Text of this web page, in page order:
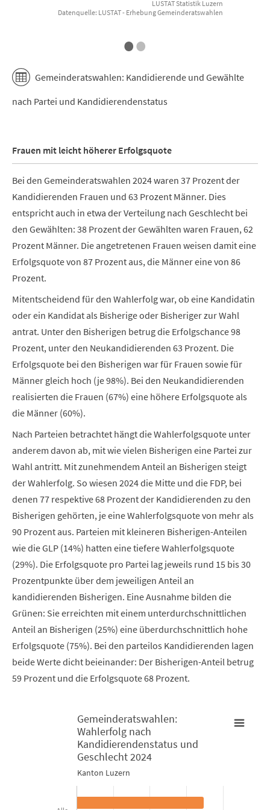
LUSTAT Statistik Luzern
Datenquelle: LUSTAT - Erhebung Gemeinderatswahlen
••
Gemeinderatswahlen: Kandidierende und Gewählte
nach Partei und Kandidierendenstatus
Frauen mit leicht höherer Erfolgsquote
Bei den Gemeinderatswahlen 2024 waren 37 Prozent der
Kandidierenden Frauen und 63 Prozent Männer. Dies
entspricht auch in etwa der Verteilung nach Geschlecht bei
den Gewählten: 38 Prozent der Gewählten waren Frauen, 62
Prozent Männer. Die angetretenen Frauen weisen damit eine
Erfolgsquote von 87 Prozent aus, die Männer eine von 86
Prozent.
Mitentscheidend für den Wahlerfolg war, ob eine Kandidatin
oder ein Kandidat als Bisherige oder Bisheriger zur Wahl
antrat. Unter den Bisherigen betrug die Erfolgschance 98
Prozent, unter den Neukandidierenden 63 Prozent. Die
Erfolgsquote bei den Bisherigen war für Frauen sowie für
Männer gleich hoch (je 98%). Bei den Neukandidierenden
realisierten die Frauen (67%) eine höhere Erfolgsquote als
die Männer (60%).
Nach Parteien betrachtet hängt die Wahlerfolgsquote unter
anderem davon ab, mit wie vielen Bisherigen eine Partei zur
Wahl antritt. Mit zunehmendem Anteil an Bisherigen steigt
der Wahlerfolg. So wiesen 2024 die Mitte und die FDP, bei
denen 77 respektive 68 Prozent der Kandidierenden zu den
Bisherigen gehörten, je eine Wahlerfolgsquote von mehr als
90 Prozent aus. Parteien mit kleineren Bisherigen-Anteilen
wie die GLP (14%) hatten eine tiefere Wahlerfolgsquote
(29%). Die Erfolgsquote pro Partei lag jeweils rund 15 bis 30
Prozentpunkte über dem jeweiligen Anteil an
kandidierenden Bisherigen. Eine Ausnahme bilden die
Grünen: Sie erreichten mit einem unterdurchschnittlichen
Anteil an Bisherigen (25%) eine überdurchschnittlich hohe
Erfolgsquote (75%). Bei den parteilos Kandidierenden lagen
beide Werte dicht beieinander: Der Bisherigen-Anteil betrug
59 Prozent und die Erfolgsquote 68 Prozent.
Gemeinderatswahlen: Wahlerfolg nach
Bar chart with 2 data series.
Gemeinderatswahlen:
Wahlerfolg nach
Kandidierendenstatus und
Geschlecht 2024
Kanton Luzern